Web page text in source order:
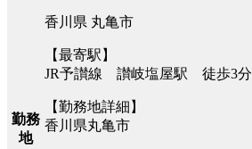
勤務
地
香川県 丸亀市
【最寄駅】
JR予讃線 讃岐塩屋駅 徒歩3分
【勤務地詳細】
香川県丸亀市